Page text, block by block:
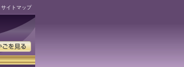
サイトマップ